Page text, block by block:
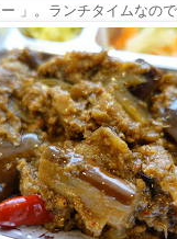
」。ランチタイムなの